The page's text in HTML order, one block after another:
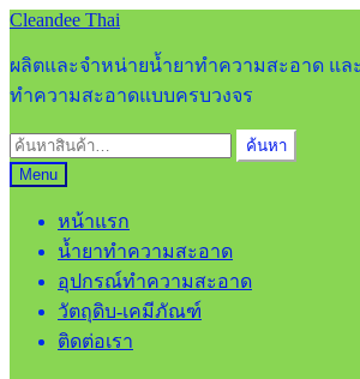
Skip
navigation
Skip
content
Cleandee Thai
ผลิตและจำหน่ายน้ำยาทำความสะอาด แ
ทำความสะอาดแบบครบวงจร
ค้นหา:
ค้นหา
Menu
หน้าแรก
น้ำยาทำความสะอาด
อุปกรณ์ทำความสะอาด
วัตถุดิบ-เคมีภัณฑ์
ติดต่อเรา